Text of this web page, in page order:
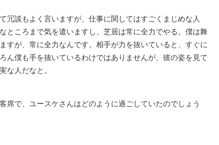
冗談もよく言いますが、仕事に関してはすごくまじめな人
ところまで気を遣いますし、芝居は常に全力でやる。僕は舞
すが、常に全力なんです。相手が力を抜いていると、すぐに
ん僕も手を抜いているわけではありませんが、彼の姿を見て
な人だなと。
席で、ユースケさんはどのように過ごしていたのでしょう